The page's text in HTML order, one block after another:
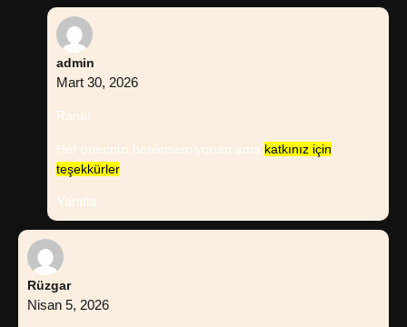
admin
Mart 30, 2026
Rana!
Her önerinizi benimsemiyorum ama katkınız için
teşekkürler.
Yanıtla
Rüzgar
Nisan 5, 2026